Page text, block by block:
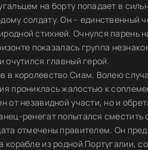
на борту попадает в
солдату. Он – единственный
стихией. Очнулся парень
показалась группа
очутился главный герой.
в королевство Сиам. Волею
прониклась жалостью к
от незавидной участи, но и
ренегат попытался сместить
отмечены правителем. Он
из родной Португалии,